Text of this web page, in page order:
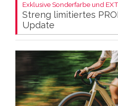
Exklusive Sonderfarbe und
Streng limitiertes
Update